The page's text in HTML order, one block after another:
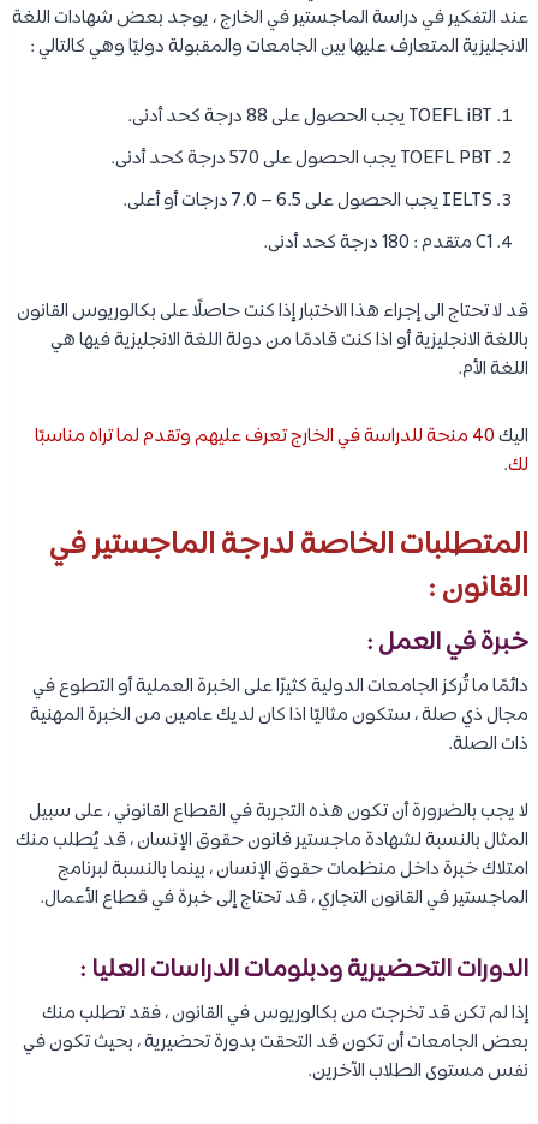
عند التفكير في دراسة الماجستير في الخارج ، يوجد بعض شهادات اللغة
الانجليزية المتعارف عليها بين الجامعات والمقبولة دوليًا وهي كالتالي :
TOEFL iBT يجب الحصول على 88 درجة كحد أدنى.
TOEFL PBT يجب الحصول على 570 درجة كحد أدنى.
IELTS يجب الحصول على 6.5 – 7.0 درجات أو أعلى.
C1 متقدم : 180 درجة كحد أدنى.
قد لا تحتاج الى إجراء هذا الاختبار إذا كنت حاصلًا على بكالوريوس القانون
باللغة الانجليزية أو اذا كنت قادمًا من دولة اللغة الانجليزية فيها هي
اللغة الأم.
اليك
40 منحة للدراسة في الخارج تعرف عليهم وتقدم لما تراه مناسبًا
لك.
المتطلبات الخاصة لدرجة الماجستير في
القانون :
خبرة في العمل :
دائمًا ما تُركز الجامعات الدولية كثيرًا على الخبرة العملية أو التطوع في
مجال ذي صلة ، ستكون مثاليًا اذا كان لديك عامين من الخبرة المهنية
ذات الصلة.
لا يجب بالضرورة أن تكون هذه التجربة في القطاع القانوني ، على سبيل
المثال بالنسبة لشهادة ماجستير قانون حقوق الإنسان ، قد يُطلب منك
امتلاك خبرة داخل منظمات حقوق الإنسان ، بينما بالنسبة لبرنامج
الماجستير في القانون التجاري ، قد تحتاج إلى خبرة في قطاع الأعمال.
الدورات التحضيرية ودبلومات الدراسات العليا :
إذا لم تكن قد تخرجت من بكالوريوس في القانون ، فقد تطلب منك
بعض الجامعات أن تكون قد التحقت بدورة تحضيرية ، بحيث تكون في
نفس مستوى الطلاب الآخرين.